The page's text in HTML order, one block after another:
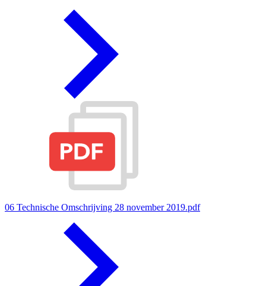
06 Technische Omschrijving 28 november 2019.pdf